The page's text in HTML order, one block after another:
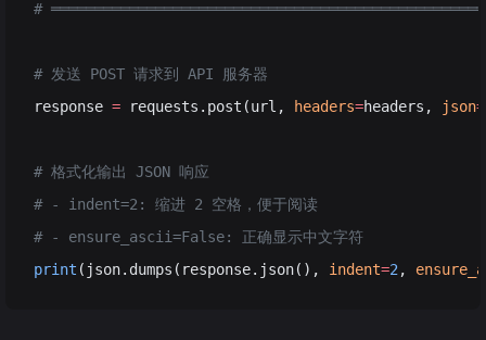
#
# 发送 POST 请求到 API 服务器
response = requests.post(url, headers=headers, json=
# 格式化输出 JSON 响应
# - indent=2: 缩进 2 空格，便于阅读
# - ensure_ascii=False: 正确显示中文字符
print (json.dumps(response.json(), indent=2 ,